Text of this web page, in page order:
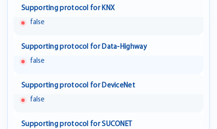
Supporting protocol for KNX
false
Supporting protocol for Data-Highway
false
Supporting protocol for DeviceNet
false
Supporting protocol for SUCONET